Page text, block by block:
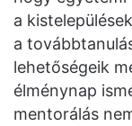
a
a
lehetőségeik
élménynap
mentorálás